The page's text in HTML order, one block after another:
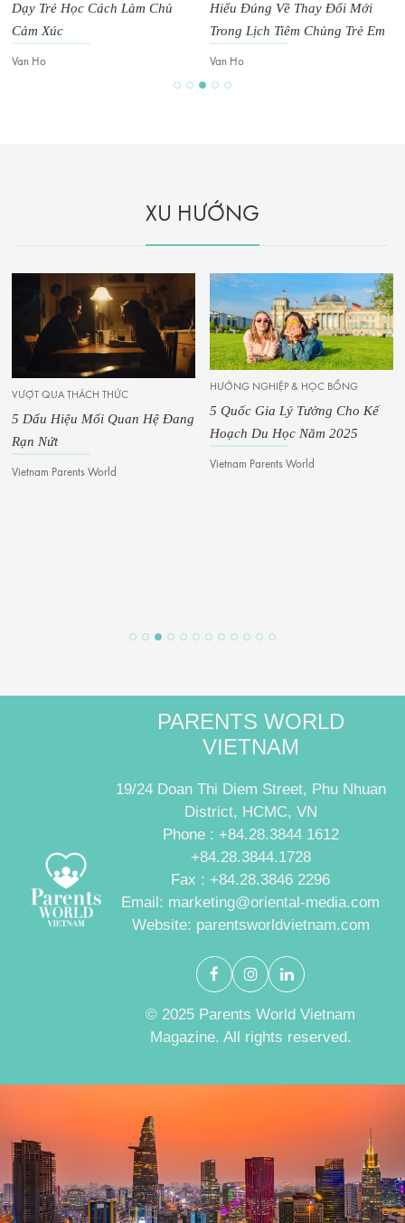
Dạy Trẻ Học Cách Làm Chủ
Cảm Xúc
Van Ho
Hiểu Đúng Về Thay Đổi Mới
Trong Lịch Tiêm Chủng Trẻ Em
Van Ho
XU HƯỚNG
VƯỢT QUA THÁCH THỨC
5 Dấu Hiệu Mối Quan Hệ Đang
Rạn Nứt
Vietnam Parents World
HƯỚNG NGHIỆP & HỌC BỔNG
5 Quốc Gia Lý Tưởng Cho Kế
Hoạch Du Học Năm 2025
Vietnam Parents World
PARENTS WORLD
VIETNAM
19/24 Doan Thi Diem Street, Phu Nhuan
District, HCMC, VN
Phone : +84.28.3844 1612
+84.28.3844.1728
Fax : +84.28.3846 2296
Email: marketing@oriental-media.com
Website: parentsworldvietnam.com
© 2025 Parents World Vietnam
Magazine. All rights reserved.